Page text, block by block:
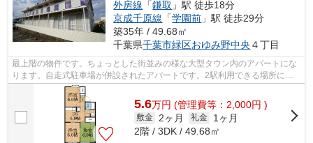
外房線 「鎌取 」駅 徒歩18分
京成千原線 「学園前 」駅 徒歩29分
築35年 / 49.68㎡
千葉県千葉市緑区おゆみ野中央 ４丁目
最上階の物件です。ちょっとした街並みの様な大型タウン内のアパートにな
ります。自走式駐車場が併設されたアパートです。2駅利用できる場所にあ
り、行き先に応じて乗車駅の使い分けが...
5.6万円 (管理費等：2,000円 )
敷金 2ヶ月 礼金
1ヶ月
2階 / 3DK / 49.68㎡